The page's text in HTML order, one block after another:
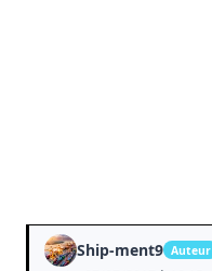
Ship-ment9 Auteur